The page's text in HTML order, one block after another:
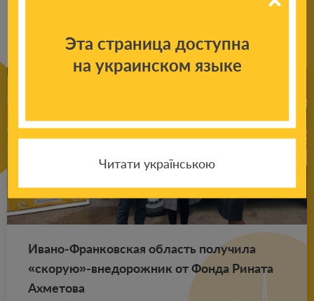
Ивано-Фран­ков­ская об­ласть по­лу­чи­ла
«ско­рую»-вне­до­рож­ник от Фонда Ри­на­та
Ах­ме­то­ва
Эта страница доступна
на украинском языке
Читати українською